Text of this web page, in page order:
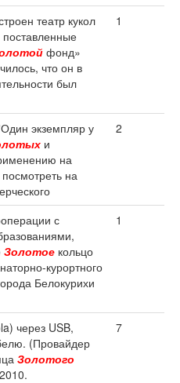
театр кукол
поставленные
фонд»
что он в
был
1
экземпляр у
и
на
на
2
с
Золотое кольцо
курортного
Белокурихи
1
через USB,
(Провайдер
Золотого
7